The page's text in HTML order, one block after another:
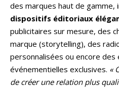
des marques haut de gamme,
dispositifs éditoriaux
publicitaires sur mesure, des
marque (storytelling), des
personnalisées ou encore des
événementielles exclusives. «
de créer une relation plus